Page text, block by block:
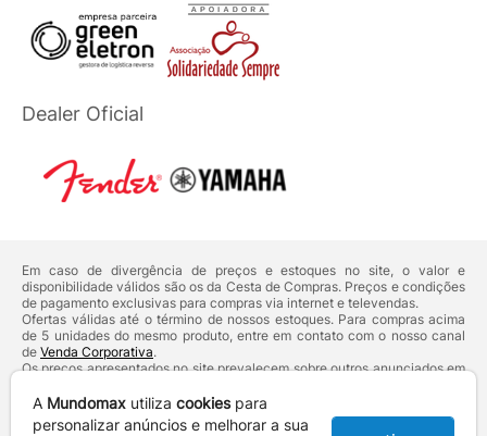
Dealer Oficial
Em caso de divergência de preços e estoques no site, o valor e
disponibilidade válidos são os da Cesta de Compras. Preços e condições
de pagamento exclusivas para compras via internet e televendas.
Ofertas válidas até o término de nossos estoques. Para compras acima
de 5 unidades do mesmo produto, entre em contato com o nosso canal
de Venda Corporativa.
Os preços apresentados no site prevalecem sobre outros anunciados em
Defesa do Consumidor:Lei nº 8.078.
Vendas sujeitas à confirmação de dados e análises de crédito e risco.
A Mundomax utiliza cookiespara
personalizar anúncios e melhorar a sua